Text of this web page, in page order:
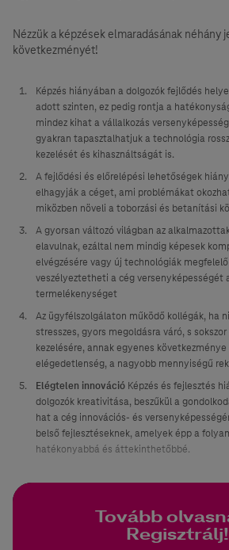
Nézzük a képzések elmaradásának néhány
következményét!
Képzés hiányában a dolgozók fejlődés
adott szinten, ez pedig rontja a
mindez kihat a vállalkozás
gyakran tapasztalhatjuk a technológia
kezelését és kihasználtságát is.
A fejlődési és előrelépési lehetőségek
elhagyják a céget, ami problémákat
miközben növeli a toborzási és betanítási
A gyorsan változó világban az
elavulnak, ezáltal nem mindig képesek
elvégzésére vagy új technológiák
veszélyeztetheti a cég versenyképességét
termelékenységet
Az ügyfélszolgálaton működő kollégák, ha
stresszes, gyors megoldásra váró, s
kezelésére, annak egyenes
elégedetlenség, a nagyobb mennyiségű
Elégtelen innováció Képzés és fejlesztés
dolgozók kreativitása, beszűkül a
hat a cég innovációs- és
belső fejlesztéseknek, amelyek épp a
hatékonyabbá és áttekinthetőbbé.
Tovább
Regisztrálj!